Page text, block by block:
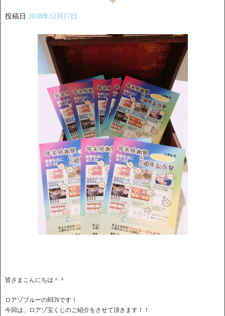
投稿日 2018年12月17日
皆さまこんにちは＾＾
ロアゾブルーのRENです！
今回は、ロアゾ宝くじのご紹介をさせて頂きます！！